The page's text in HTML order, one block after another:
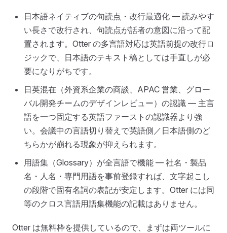
日本語ネイティブの句読点・改行最適化 — 読みやす
い長さで改行され、句読点が話者の意図に沿って配
置されます。Otter の多言語対応は英語前提の改行ロ
ジックで、日本語のテキスト稿としては手直しが必
要になりがちです。
日英混在（外資系企業の商談、APAC 営業、グロー
バル開発チームのデザインレビュー）の認識 — 主言
語を一つ固定する英語ファーストの認識器より強
い。会議中の言語切り替えで英語側／日本語側のど
ちらかが崩れる現象が抑えられます。
用語集（Glossary）が全言語で機能 — 社名・製品
名・人名・専門用語を事前登録すれば、文字起こし
の段階で固有名詞の表記が安定します。Otter には同
等のクロス言語用語集機能の記載はありません。
Otter は無料枠を提供しているので、まずは両ツールに